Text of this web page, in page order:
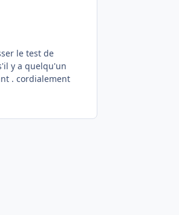
le test de
y a quelqu'un
je serai très reconnaissant . cordialement